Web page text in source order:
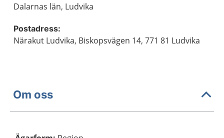
Dalarnas län, Ludvika
Postadress:
Närakut Ludvika, Biskopsvägen 14, 771 81 Ludvika
Om oss